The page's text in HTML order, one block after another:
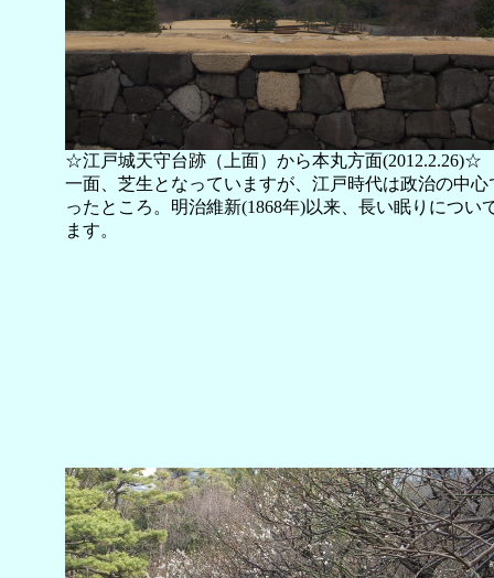
☆江戸城天守台跡（上面）から本丸方面(2012.2.26)☆
一面、芝生となっていますが、江戸時代は政治の中心
ったところ。明治維新(1868年)以来、長い眠りについ
ます。